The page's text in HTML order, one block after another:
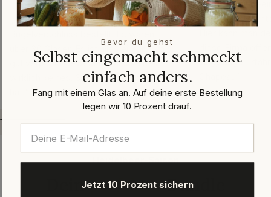
„Ich habe Vorratsgläser mit
über 30 Gläser. Es ist alles einfach so
gut verpackt gewesen, dass keines,
wirklich keines, Schaden genommen
„Besonders
mich die
langjährige
Heidelbeer-Saison
DeinperfektesBundle
Bevor du gehst
Selbst eingemacht schmeckt
einfach anders.
Fang mit einem Glas an. Auf deine erste Bestellung
legen wir 10 Prozent drauf.
Jetzt 10 Prozent sichern